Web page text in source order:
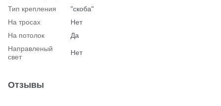
Тип крепления
"скоба"
На тросах
Нет
На потолок
Да
Hаправленый
свет
Нет
Отзывы